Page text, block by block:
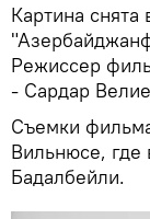
Картина снята
Режиссер
- Сардар
Съемки
Вильнюсе, где
Бадалбейли.